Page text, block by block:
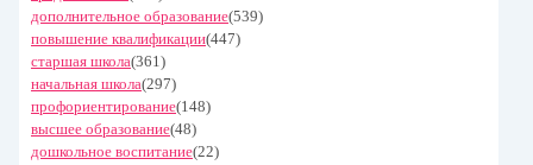
дополнительное образование(539)
повышение квалификации(447)
старшая школа(361)
начальная школа(297)
профориентирование(148)
высшее образование(48)
дошкольное воспитание(22)